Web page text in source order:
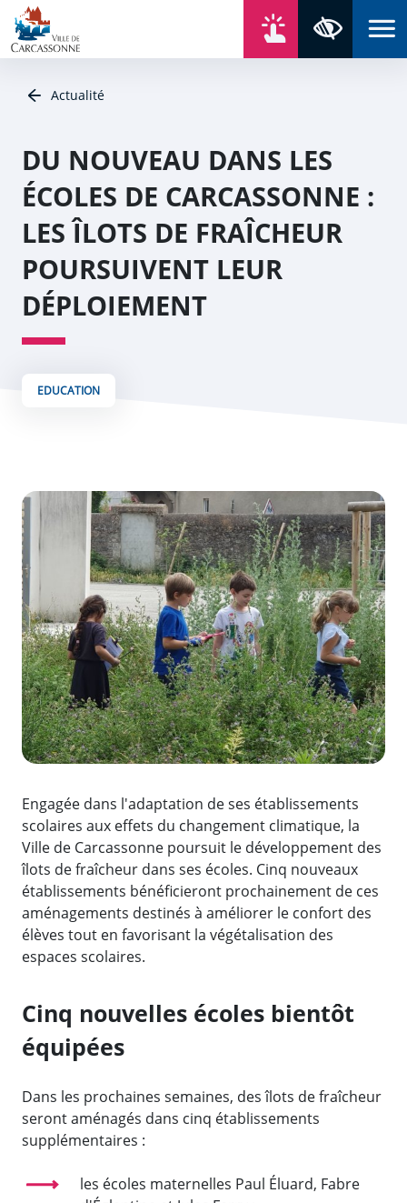
Aller au contenu
Aller au menu
Aller au plan du site
Aller à la recherche
Actualité
DU NOUVEAU DANS LES
ÉCOLES DE CARCASSONNE :
LES ÎLOTS DE FRAÎCHEUR
POURSUIVENT LEUR
DÉPLOIEMENT
EDUCATION
Zoom de l'image
Engagée dans l'adaptation de ses établissements
scolaires aux effets du changement climatique, la
Ville de Carcassonne poursuit le développement des
îlots de fraîcheur dans ses écoles. Cinq nouveaux
établissements bénéficieront prochainement de ces
aménagements destinés à améliorer le confort des
élèves tout en favorisant la végétalisation des
espaces scolaires.
Cinq nouvelles écoles bientôt
équipées
Dans les prochaines semaines, des îlots de fraîcheur
seront aménagés dans cinq établissements
supplémentaires :
les écoles maternelles Paul Éluard, Fabre
Panneau de gestion des cookies